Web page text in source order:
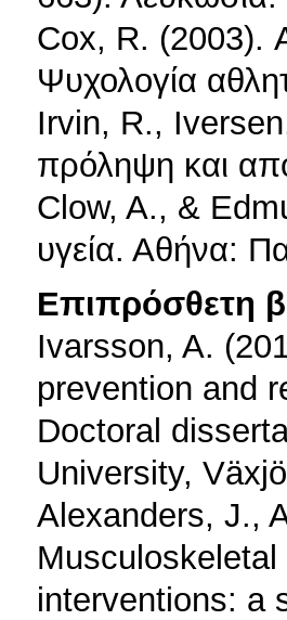
Cox, R. (2003).
Ψυχολογία
Irvin, R.,
πρόληψη και
Clow, A., &
υγεία. Αθήνα:
Επιπρόσθετη
Ivarsson, A.
prevention and
Doctoral
University,
Alexanders, J.,
interventions: a